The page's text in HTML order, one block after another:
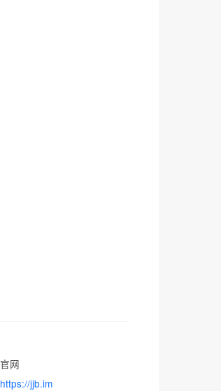
官网
https://jjb.im